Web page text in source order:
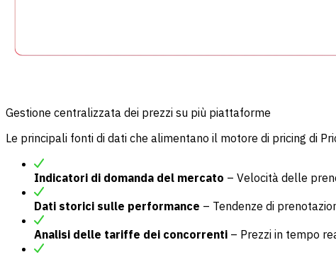
Gestione centralizzata dei prezzi su più piattaforme
Le principali fonti di dati che alimentano il motore di pricing di
Indicatori di domanda del mercato – Velocità delle
Dati storici sulle performance – Tendenze di
Analisi delle tariffe dei concorrenti – Prezzi in tempo